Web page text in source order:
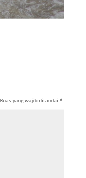
Ruas yang wajib ditandai *